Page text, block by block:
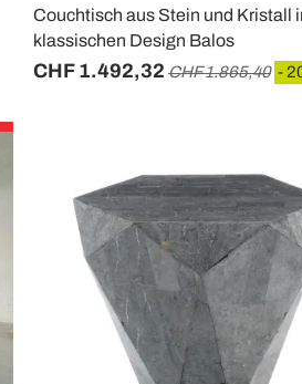
Couchtisch aus Stein und Kristall
klassischen Design Balos
CHF 1.492,32 CHF 1.865,40 -